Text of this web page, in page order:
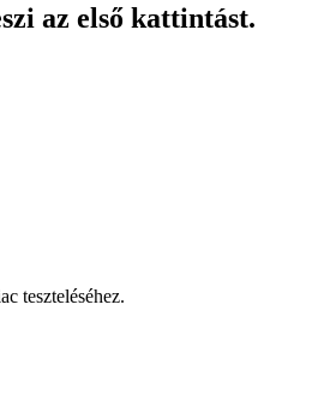
az első kattintást.
teszteléséhez.